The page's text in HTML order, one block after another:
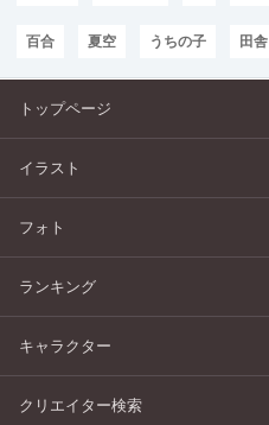
百合 夏空 うちの子 田舎
トップページ
イラスト
フォト
ランキング
キャラクター
クリエイター検索